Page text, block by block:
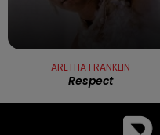
ARETHA FRANKLIN
Respect